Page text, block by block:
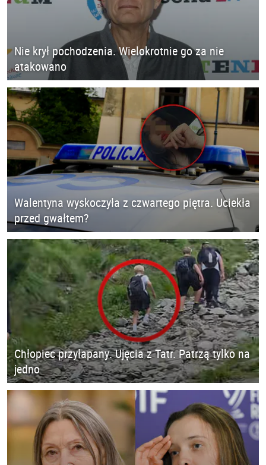
Nie krył pochodzenia. Wielokrotnie go za nie
atakowano
Walentyna wyskoczyła z czwartego piętra. Uciekła
przed gwałtem?
Chłopiec przyłapany. Ujęcia z Tatr. Patrzą tylko na
jedno